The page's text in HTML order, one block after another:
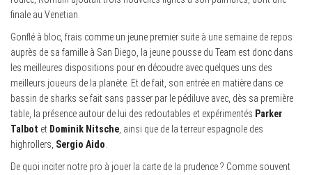
finale au Venetian.
Gonflé à bloc, frais comme un jeune premier suite à une semaine de repos
auprès de sa famille à San Diego, la jeune pousse du Team est donc dans
les meilleures dispositions pour en découdre avec quelques uns des
meilleurs joueurs de la planète. Et de fait, son entrée en matière dans ce
bassin de sharks se fait sans passer par le pédiluve avec, dès sa première
table, la présence autour de lui des redoutables et expérimentés Parker
Talbot et Dominik Nitsche , ainsi que de la terreur espagnole des
highrollers, Sergio Aido
De quoi inciter notre pro à jouer la carte de la prudence ? Comme souvent